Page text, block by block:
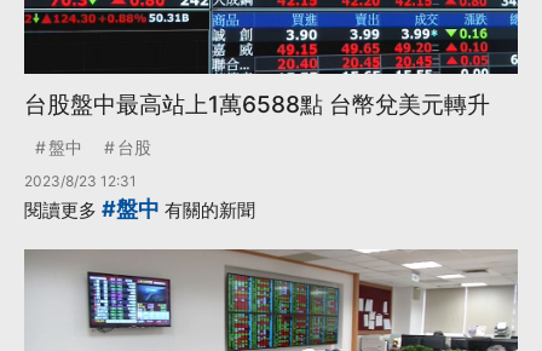
台股盤中最高站上1萬6588點 台幣兌美元轉升
盤中 台股
2023/8/23 12:31
閱讀更多 #盤中 有關的新聞